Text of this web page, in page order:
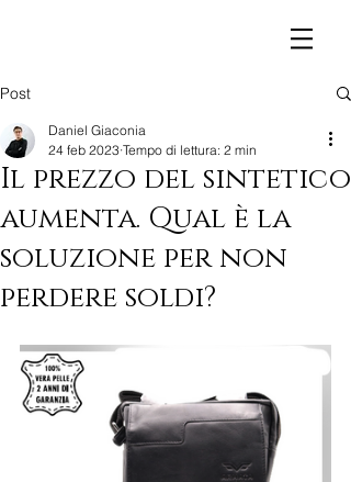
Post
Il prezzo del sintetico
aumenta. Qual è la
soluzione per non
perdere soldi?
Daniel Giaconia
24 feb 2023 Tempo di lettura: 2 min